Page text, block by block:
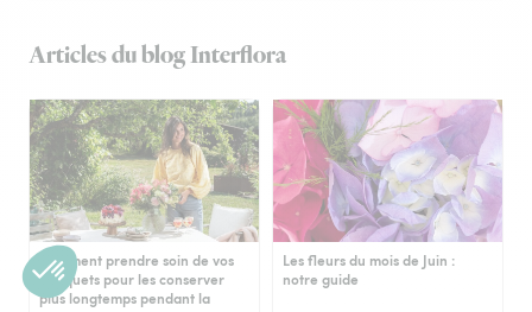
Articles du blog Interflora
Comment prendre soin de vos
bouquets pour les conserver
plus longtemps pendant la
Les fleurs du mois de Juin :
notre guide